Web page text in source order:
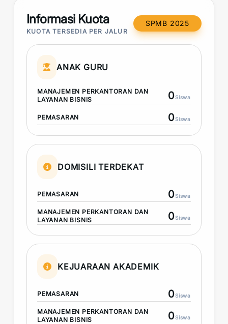
Informasi Kuota
KUOTA TERSEDIA PER JALUR
SPMB 2025
ANAK GURU
MANAJEMEN PERKANTORAN DAN
LAYANAN BISNIS
0Siswa
PEMASARAN 0Siswa
DOMISILI TERDEKAT
PEMASARAN 0Siswa
MANAJEMEN PERKANTORAN DAN
LAYANAN BISNIS
0Siswa
KEJUARAAN AKADEMIK
PEMASARAN 0Siswa
MANAJEMEN PERKANTORAN DAN
LAYANAN BISNIS
0Siswa